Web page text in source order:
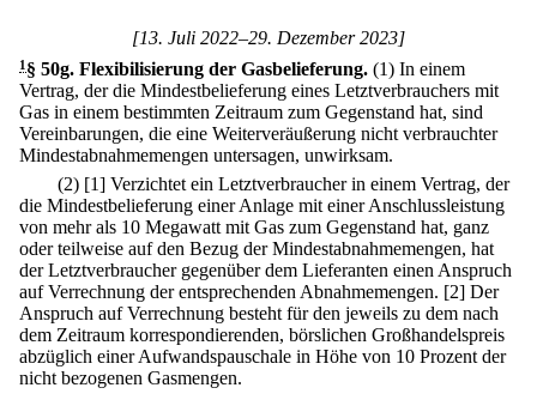
[13. Juli 2022–29. Dezember 2023]
1§ 50g. Flexibilisierung der Gasbelieferung. (1) In einem
Vertrag, der die Mindestbelieferung eines Letztverbrauchers mit
Gas in einem bestimmten Zeitraum zum Gegenstand hat, sind
Vereinbarungen, die eine Weiterveräußerung nicht verbrauchter
Mindestabnahmemengen untersagen, unwirksam.
(2) [1] Verzichtet ein Letztverbraucher in einem Vertrag, der
die Mindestbelieferung einer Anlage mit einer Anschlussleistung
von mehr als 10 Megawatt mit Gas zum Gegenstand hat, ganz
oder teilweise auf den Bezug der Mindestabnahmemengen, hat
der Letztverbraucher gegenüber dem Lieferanten einen Anspruch
auf Verrechnung der entsprechenden Abnahmemengen. [2] Der
Anspruch auf Verrechnung besteht für den jeweils zu dem nach
dem Zeitraum korrespondierenden, börslichen Großhandelspreis
abzüglich einer Aufwandspauschale in Höhe von 10 Prozent der
nicht bezogenen Gasmengen.